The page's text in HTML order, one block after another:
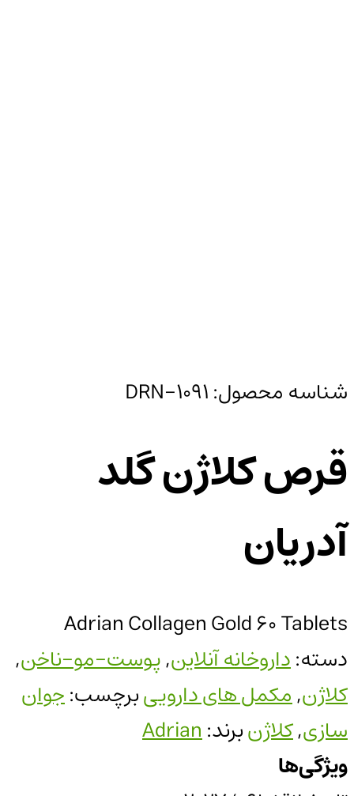
شناسه محصول:DRN-1091
قرص کلاژن گلد
آدریان
Adrian Collagen Gold 60 Tablets
دسته:داروخانه آنلاین,پوست-مو-ناخن,
کلاژن,مکمل های داروییبرچسب:جوان
سازی,کلاژنبرند:Adrian
ویژگی‌ها